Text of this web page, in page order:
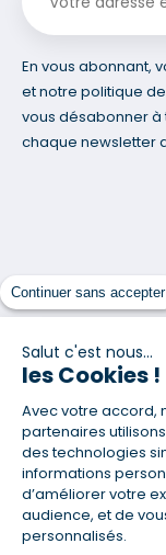
Continuer sans accepter
Salut c'est nous...
les Cookies !
Avec votre accord,
partenaires
des technologies
informations
d’améliorer votre
audience, et de
personnalisés.
En vous abonnant,
et notre politique
vous désabonner
chaque newsletter
(1) Taux fixe national
(2) Économie de 65 %
457,23 € à 0,90 % sur
100 % (décès, PTIA,